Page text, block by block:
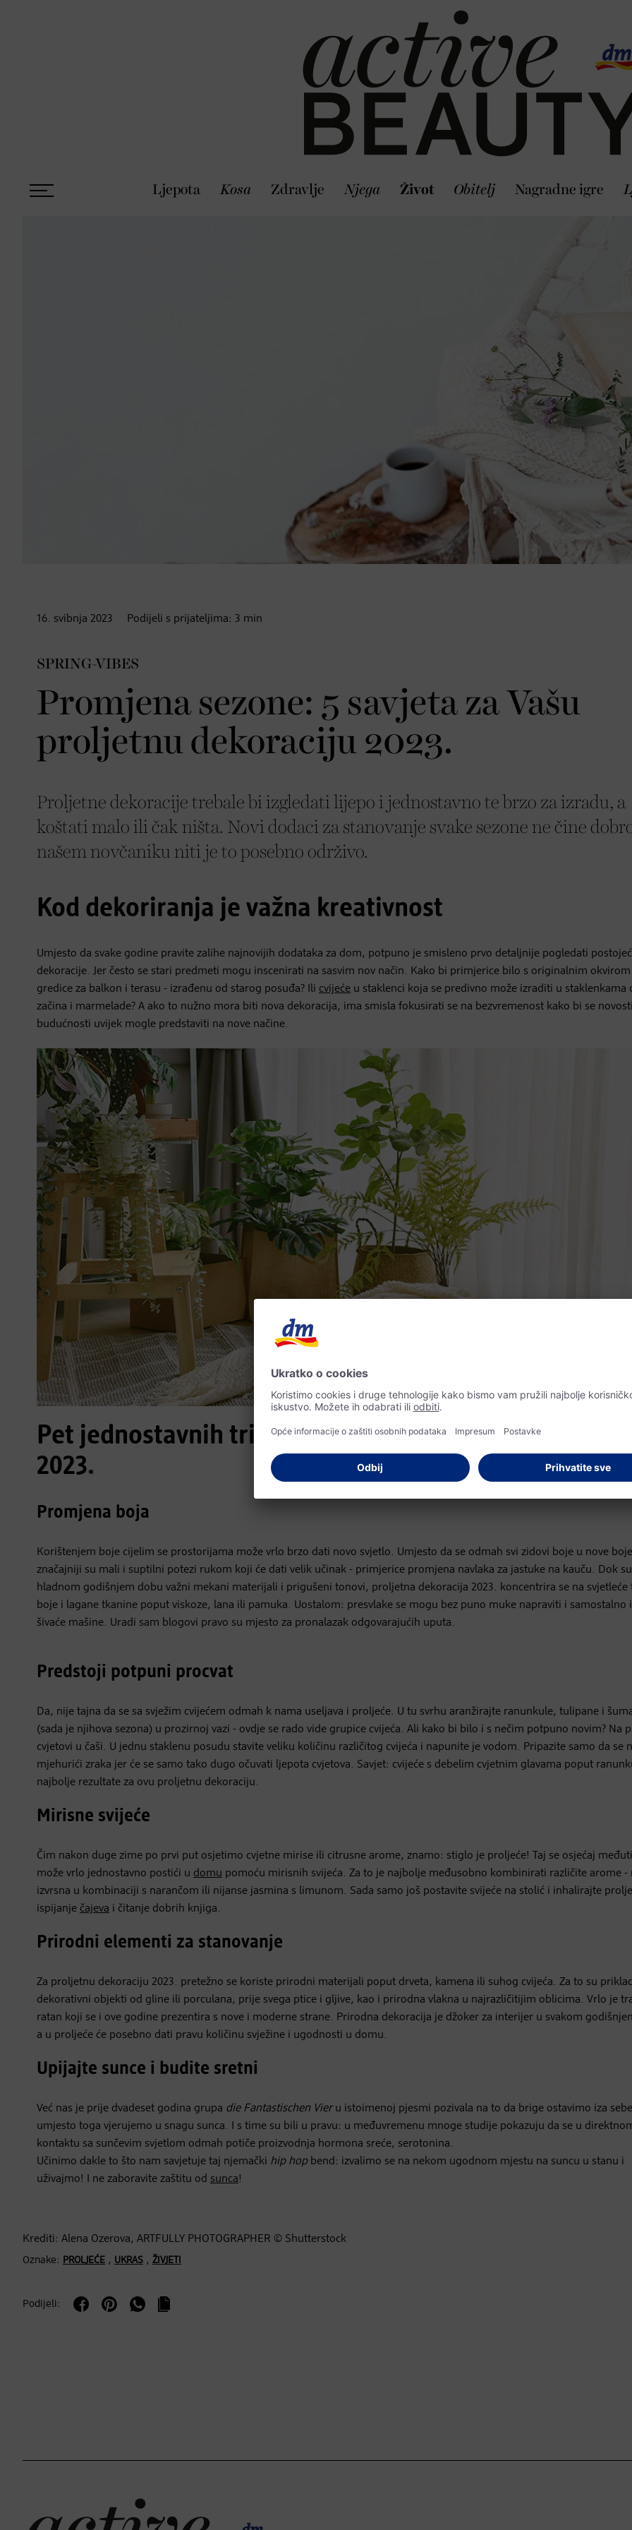
Ljepota Kosa Zdravlje Njega Život Obitelj Nagradne igre
16. svibnja 2023 Podijeli s prijateljima: 3 min
SPRING-VIBES
Promjena sezone: 5 savjeta za Vašu
proljetnu dekoraciju 2023.
Proljetne dekoracije trebale bi izgledati lijepo i jednostavno te brzo za izradu, a
koštati malo ili čak ništa. Novi dodaci za stanovanje svake sezone ne čine
našem novčaniku niti je to posebno održivo.
Kod dekoriranja je važna kreativnost
Umjesto da svake godine pravite zalihe najnovijih dodataka za dom, potpuno je smisleno prvo detaljnije pogledati
dekoracije. Jer često se stari predmeti mogu inscenirati na sasvim nov način. Kako bi primjerice bilo s originalnim okvirom
gredice za balkon i terasu - izrađenu od starog posuđa? Ili cvijeće u staklenci koja se predivno može izraditi u staklenkama
začina i marmelade? A ako to nužno mora biti nova dekoracija, ima smisla fokusirati se na bezvremenost kako bi se
budućnosti uvijek mogle predstaviti na nove načine.
Pet jednostavnih trikova za Vašu proljetnu dekoraciju
2023.
Promjena boja
Korištenjem boje cijelim se prostorijama može vrlo brzo dati novo svjetlo. Umjesto da se odmah svi zidovi boje u nove
značajniji su mali i suptilni potezi rukom koji će dati velik učinak - primjerice promjena navlaka za jastuke na kauču. Dok
hladnom godišnjem dobu važni mekani materijali i prigušeni tonovi, proljetna dekoracija 2023. koncentrira se na svjetleće
boje i lagane tkanine poput viskoze, lana ili pamuka. Uostalom: presvlake se mogu bez puno muke napraviti i samostalno
šivaće mašine. Uradi sam blogovi pravo su mjesto za pronalazak odgovarajućih uputa.
Predstoji potpuni procvat
Da, nije tajna da se sa svježim cvijećem odmah k nama useljava i proljeće. U tu svrhu aranžirajte ranunkule, tulipane i
(sada je njihova sezona) u prozirnoj vazi - ovdje se rado vide grupice cvijeća. Ali kako bi bilo i s nečim potpuno novim? Na
cvjetovi u čaši. U jednu staklenu posudu stavite veliku količinu različitog cvijeća i napunite je vodom. Pripazite samo da se
mjehurići zraka jer će se samo tako dugo očuvati ljepota cvjetova. Savjet: cvijeće s debelim cvjetnim glavama poput
najbolje rezultate za ovu proljetnu dekoraciju.
Mirisne svijeće
Čim nakon duge zime po prvi put osjetimo cvjetne mirise ili citrusne arome, znamo: stiglo je proljeće! Taj se osjećaj
može vrlo jednostavno postići u domu pomoću mirisnih svijeća. Za to je najbolje međusobno kombinirati različite arome -
izvrsna u kombinaciji s narančom ili nijanse jasmina s limunom. Sada samo još postavite svijeće na stolić i inhalirajte
ispijanje čajeva i čitanje dobrih knjiga.
Prirodni elementi za stanovanje
Za proljetnu dekoraciju 2023. pretežno se koriste prirodni materijali poput drveta, kamena ili suhog cvijeća. Za to su
dekorativni objekti od gline ili porculana, prije svega ptice i gljive, kao i prirodna vlakna u najrazličitijim oblicima. Vrlo je
ratan koji se i ove godine prezentira s nove i moderne strane. Prirodna dekoracija je džoker za interijer u svakom
a u proljeće će posebno dati pravu količinu svježine i ugodnosti u domu.
Upijajte sunce i budite sretni
Već nas je prije dvadeset godina grupa die Fantastischen Vieru istoimenoj pjesmi pozivala na to da brige ostavimo iza
umjesto toga vjerujemo u snagu sunca. I s time su bili u pravu: u međuvremenu mnoge studije pokazuju da se u
kontaktu sa sunčevim svjetlom odmah potiče proizvodnja hormona sreće, serotonina.
Učinimo dakle to što nam savjetuje taj njemački hip hopbend: izvalimo se na nekom ugodnom mjestu na suncu u stanu i
uživajmo! I ne zaboravite zaštitu od sunca!
Krediti: Alena Ozerova, ARTFULLY PHOTOGRAPHER © Shutterstock
Oznake: PROLJEĆE , UKRAS , ŽIVJETI
Podijeli: